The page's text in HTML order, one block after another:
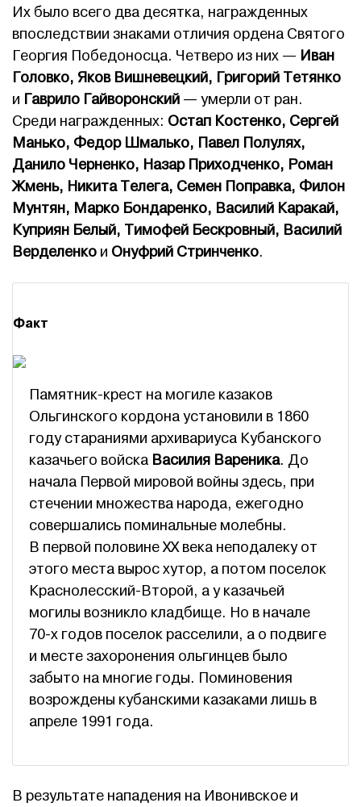
Их было всего два десятка, награжденных
впоследствии знаками отличия ордена Святого
Георгия Победоносца. Четверо из них — Иван
Головко, Яков Вишневецкий, Григорий Тетянко
и Гаврило Гайворонский — умерли от ран.
Среди награжденных: Остап Костенко, Сергей
Манько, Федор Шмалько, Павел Полулях,
Данило Черненко, Назар Приходченко, Роман
Жмень, Никита Телега, Семен Поправка, Филон
Мунтян, Марко Бондаренко, Василий Каракай,
Куприян Белый, Тимофей Бескровный, Василий
Верделенко и Онуфрий Стринченко.
Факт
Памятник-крест на могиле казаков
Ольгинского кордона установили в 1860
году стараниями архивариуса Кубанского
казачьего войска Василия Вареника. До
начала Первой мировой войны здесь, при
стечении множества народа, ежегодно
совершались поминальные молебны.
В первой половине ХХ века неподалеку от
этого места вырос хутор, а потом поселок
Краснолесский-Второй, а у казачьей
могилы возникло кладбище. Но в начале
70-х годов поселок расселили, а о подвиге
и месте захоронения ольгинцев было
забыто на многие годы. Поминовения
возрождены кубанскими казаками лишь в
апреле 1991 года.
В результате нападения на Ивонивское и